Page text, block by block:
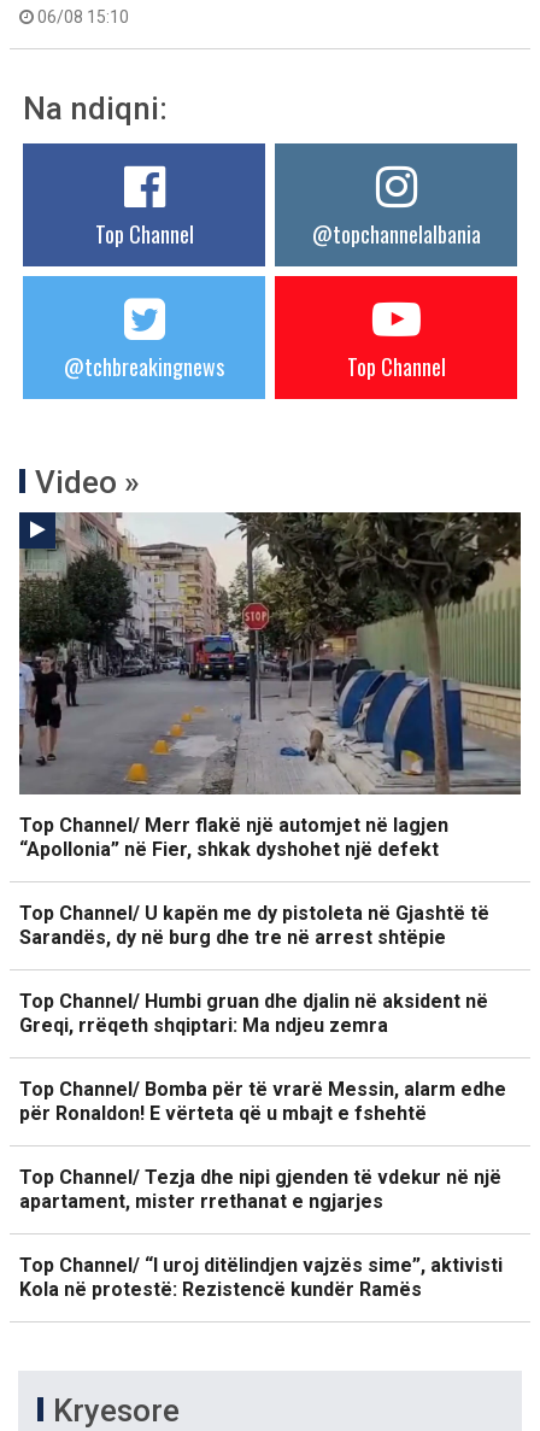
06/08 15:10
Na ndiqni:
Top Channel @topchannelalbania
@tchbreakingnews Top Channel
Video »
Top Channel/ Merr flakë një automjet në lagjen
“Apollonia” në Fier, shkak dyshohet një defekt
Top Channel/ U kapën me dy pistoleta në Gjashtë të
Sarandës, dy në burg dhe tre në arrest shtëpie
Top Channel/ Humbi gruan dhe djalin në aksident në
Greqi, rrëqeth shqiptari: Ma ndjeu zemra
Top Channel/ Bomba për të vrarë Messin, alarm edhe
për Ronaldon! E vërteta që u mbajt e fshehtë
Top Channel/ Tezja dhe nipi gjenden të vdekur në një
apartament, mister rrethanat e ngjarjes
Top Channel/ “I uroj ditëlindjen vajzës sime”, aktivisti
Kola në protestë: Rezistencë kundër Ramës
Kryesore